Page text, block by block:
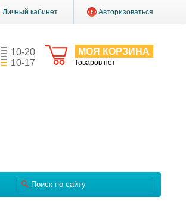
Личный кабинет Авторизоваться
МОЯ КОРЗИНА
Товаров нет
10-20
10-17